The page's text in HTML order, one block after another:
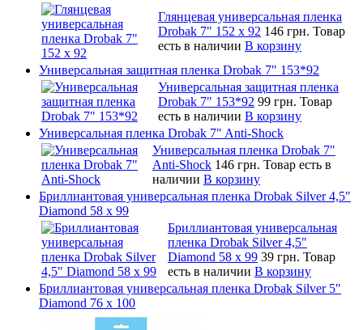
Глянцевая универсальная пленка
Drobak 7" 152 x 92 146 грн. Товар
есть в наличии В корзину
Универсальная защитная пленка Drobak 7" 153*92
Универсальная защитная пленка
Drobak 7" 153*92 99 грн. Товар
есть в наличии В корзину
Универсальная пленка Drobak 7" Anti-Shock
Универсальная пленка Drobak 7"
Anti-Shock 146 грн. Товар есть в
наличии В корзину
Бриллиантовая универсальная пленка Drobak Silver 4,5"
Diamond 58 х 99
Бриллиантовая универсальная
пленка Drobak Silver 4,5"
Diamond 58 х 99 39 грн. Товар
есть в наличии В корзину
Бриллиантовая универсальная пленка Drobak Silver 5"
Diamond 76 х 100